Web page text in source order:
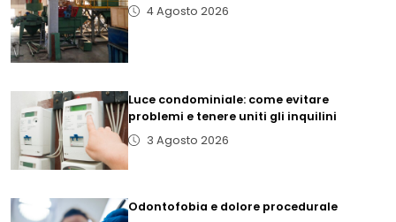
4 Agosto 2026
Luce condominiale: come evitare
problemi e tenere uniti gli inquilini
3 Agosto 2026
Odontofobia e dolore procedurale